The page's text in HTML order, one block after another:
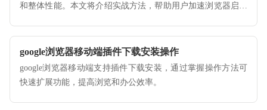
和整体性能。本文将介绍实战方法，帮助用户加速浏览器启动
google浏览器移动端插件下载安装操作
google浏览器移动端支持插件下载安装，通过掌握操作方法可
快速扩展功能，提高浏览和办公效率。